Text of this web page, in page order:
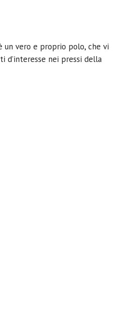
un vero e proprio polo, che vi
d’interesse nei pressi della